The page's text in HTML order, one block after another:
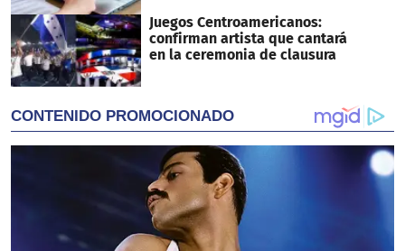
Juegos Centroamericanos:
confirman artista que cantará
en la ceremonia de clausura